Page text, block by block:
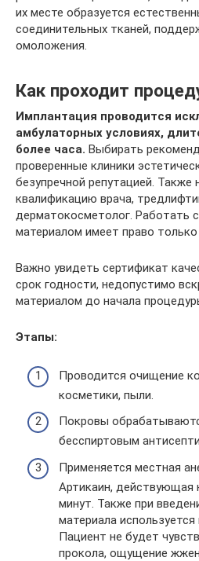
их месте образуется
соединительных тканей,
омоложения.
Как проходит
Имплантация проводится
амбулаторных условиях,
более часа. Выбирать
проверенные клиники
безупречной репутацией. Также
квалификацию врача,
дерматокосметолог. Работать
материалом имеет право только
Важно увидеть сертификат
срок годности, недопустимо
материалом до начала
Этапы:
Проводится очищение
косметики, пыли.
Покровы
бесспиртовым
Применяется местная
Артикаин, действующая
минут. Также при
материала используется
Пациент не будет
прокола, ощущение